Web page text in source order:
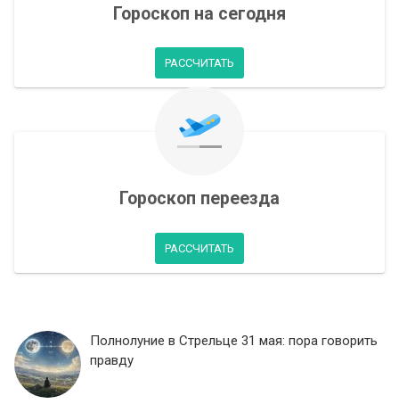
Гороскоп на сегодня
РАССЧИТАТЬ
Гороскоп переезда
РАССЧИТАТЬ
Полнолуние в Стрельце 31 мая: пора говорить
правду